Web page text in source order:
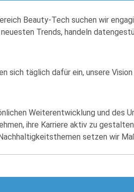
Beauty-Tech suchen wir
Trends, handeln
sich täglich dafür ein, unsere
Weiterentwicklung und
ihre Karriere aktiv zu
setzen wir